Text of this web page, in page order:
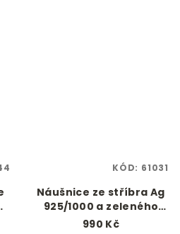
Náušnice ze stříbra Ag
925/1000 a zeleného
jantaru
990 Kč
KÓD: 61031